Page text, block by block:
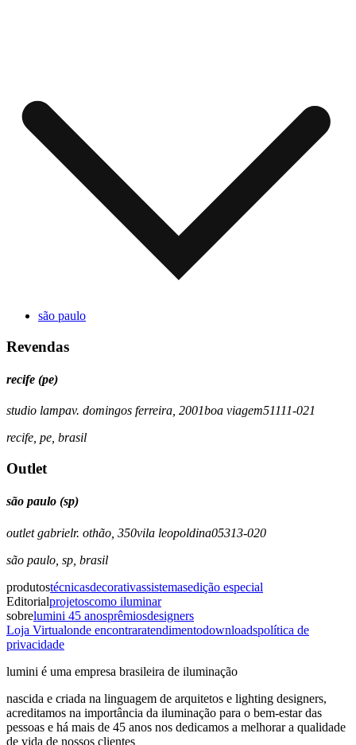
são paulo
Revendas
recife (pe)
studio lampav. domingos ferreira, 2001boa viagem51111-021
recife, pe, brasil
Outlet
são paulo (sp)
outlet gabrielr. othão, 350vila leopoldina05313-020
são paulo sp brasil
produtostécnicasdecorativassistemasedição especial
Editorialprojetoscomo iluminar
sobrelumini 45 anosprêmiosdesigners
Loja Virtualonde encontraratendimentodownloadspolítica de
privacidade
lumini é uma empresa brasileira de iluminação
nascida e criada na linguagem de arquitetos e lighting designers,
acreditamos na importância da iluminação para o bem-estar das
pessoas e há mais de 45 anos nos dedicamos a melhorar a qualidade
de vida de nossos clientes